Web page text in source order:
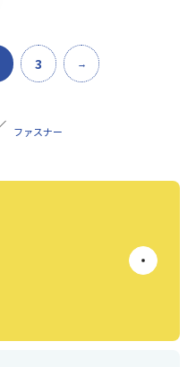
3
ファスナー